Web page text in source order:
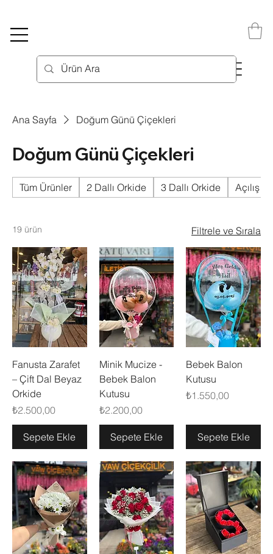
Ana Sayfa Doğum Günü Çiçekleri
Doğum Günü Çiçekleri
Tüm Ürünler 2 Dallı Orkide 3 Dallı Orkide Açılış
19 ürün Filtrele ve Sırala
Fanusta Zarafet
– Çift Dal Beyaz
Orkide
Fiyat
₺2.500,00
Sepete Ekle
Minik Mucize -
Bebek Balon
Kutusu
Fiyat
₺2.200,00
Sepete Ekle
Bebek Balon
Kutusu
Fiyat
₺1.550,00
Sepete Ekle